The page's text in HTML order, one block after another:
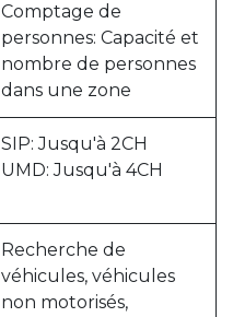
Comptage de
personnes: Capacité et
nombre de personnes
dans une zone
SIP: Jusqu'à 2CH
UMD: Jusqu'à 4CH
Recherche de
véhicules, véhicules
non motorisés,